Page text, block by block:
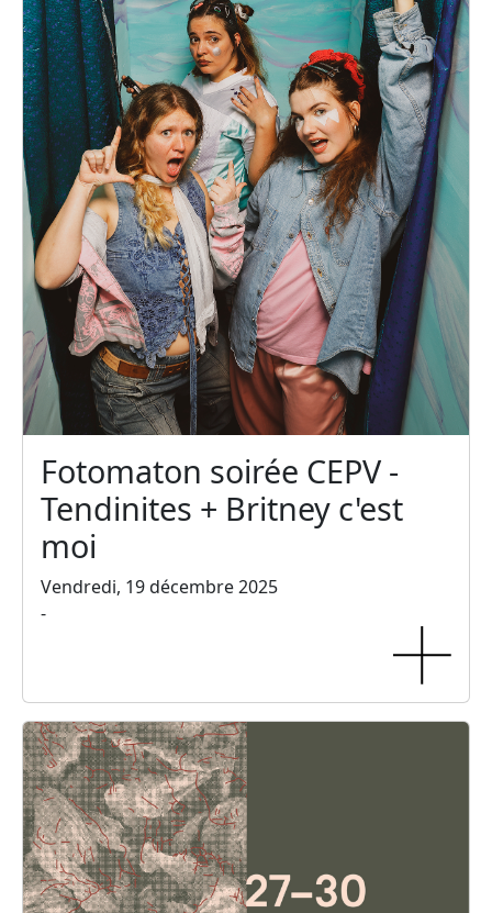
Fotomaton soirée CEPV -
Tendinites + Britney c'est
moi
Vendredi, 19 décembre 2025
-